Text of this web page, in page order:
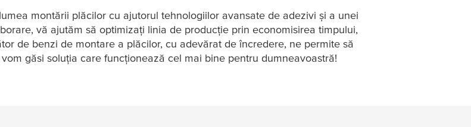
montării plăcilor cu ajutorul tehnologiilor avansate de adezivi și a unei
vă ajutăm să optimizați linia de producție prin economisirea timpului,
de benzi de montare a plăcilor, cu adevărat de încredere, ne permite să
găsi soluția care funcționează cel mai bine pentru dumneavoastră!